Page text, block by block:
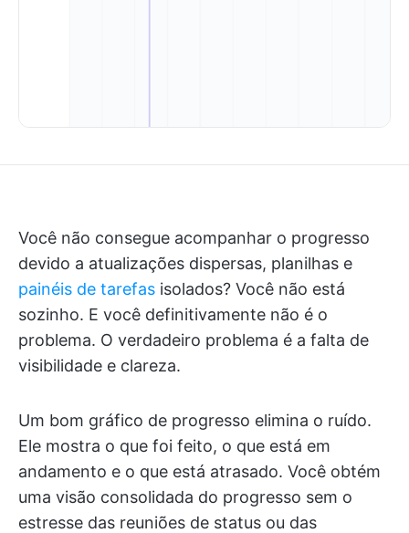
Você não consegue acompanhar o progresso
devido a atualizações dispersas, planilhas e
painéis de tarefas isolados? Você não está
sozinho. E você definitivamente não é o
problema. O verdadeiro problema é a falta de
visibilidade e clareza.
Um bom gráfico de progresso elimina o ruído.
Ele mostra o que foi feito, o que está em
andamento e o que está atrasado. Você obtém
uma visão consolidada do progresso sem o
estresse das reuniões de status ou das